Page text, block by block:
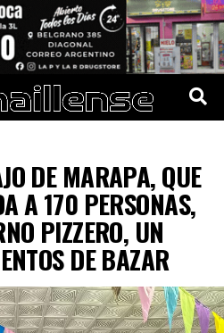
DE MARAPA, QUE
A 170 PERSONAS,
PIZZERO, UN
DE BAZAR